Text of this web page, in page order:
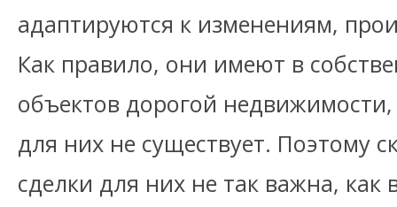
адаптируются к изменениям,
Как правило, они имеют в
объектов дорогой
для них не существует. Поэтому
сделки для них не так важна,